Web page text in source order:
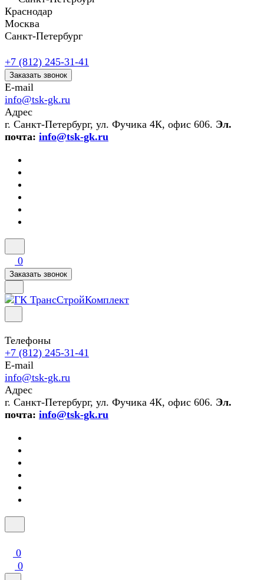
Краснодар
Москва
Санкт-Петербург
+7 (812) 245-31-41
Заказать звонок
E-mail
info@tsk-gk.ru
Адрес
г. Санкт-Петербург, ул. Фучика 4К, офис 606. Эл.
почта: info@tsk-gk.ru
0
Заказать звонок
Телефоны
+7 (812) 245-31-41
E-mail
info@tsk-gk.ru
Адрес
г. Санкт-Петербург, ул. Фучика 4К, офис 606. Эл.
почта: info@tsk-gk.ru
0
0